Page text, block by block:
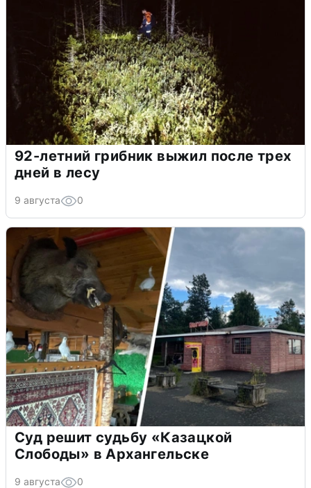
92-летний грибник выжил после трех
дней в лесу
9 августа 0
Суд решит судьбу «Казацкой
Слободы» в Архангельске
9 августа 0